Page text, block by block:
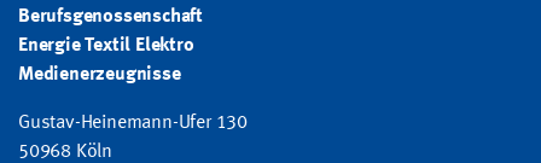
Berufsgenossenschaft
Energie Textil Elektro
Medienerzeugnisse
Gustav-Heinemann-Ufer 130
50968 Köln